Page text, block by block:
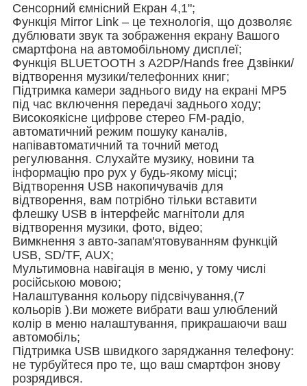
Сенсорний ємнісний Екран 4,1";
Функція Mirror Link – це технологія, що дозволяє
дублювати звук та зображення екрану Вашого
смартфона на автомобільному дисплеї;
Функція BLUETOOTH з A2DP/Hands free Дзвінки/
відтворення музики/телефонних книг;
Підтримка камери заднього виду на екрані MP5
під час включення передачі заднього ходу;
Високоякісне цифрове стерео FM-радіо,
автоматичний режим пошуку каналів,
напівавтоматичний та точний метод
регулювання. Слухайте музику, новини та
інформацію про рух у будь-якому місці;
Відтворення USB накопичувачів для
відтворення, вам потрібно тільки вставити
флешку USB в інтерфейс магнітоли для
відтворення музики, фото, відео;
Вимкнення з авто-запам'ятовуванням функцій
USB, SD/TF, AUX;
Мультимовна навігація в меню, у тому числі
російською мовою;
Налаштування кольору підсвічування,(7
кольорів ).Ви можете вибрати ваш улюблений
колір в меню налаштування, прикрашаючи ваш
автомобіль;
Підтримка USB швидкого заряджання телефону:
не турбуйтеся про те, що ваш смартфон знову
розрядився.